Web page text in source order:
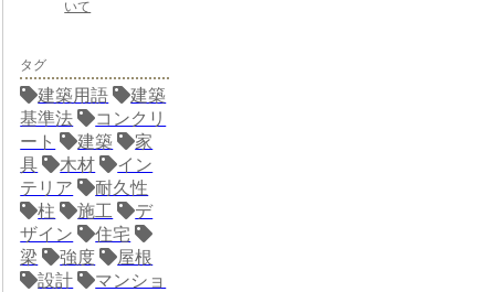
いて
タグ
建築用語
建築
基準法
コンクリ
ート
建築
家
具
木材
イン
テリア
耐久性
柱
施工
デ
ザイン
住宅
梁
強度
屋根
設計
マンショ